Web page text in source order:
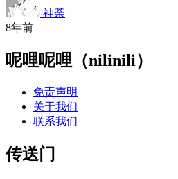
神荼
8年前
呢哩呢哩（nilinili）
免责声明
关于我们
联系我们
传送门